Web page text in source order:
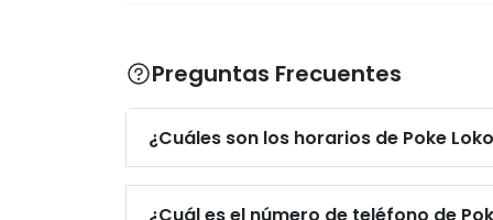
Preguntas Frecuentes
¿Cuáles son los horarios de Poke
¿Cuál es el número de teléfono de